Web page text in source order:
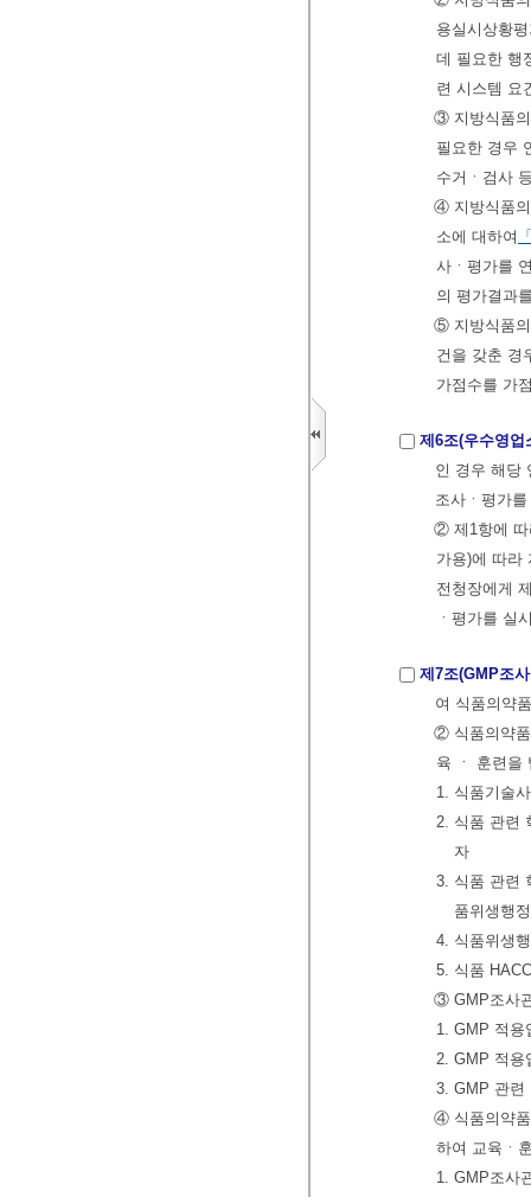
용실시상황
데 필요한 행
련 시스템 요
③ 지방식품
필요한 경우
수거ㆍ검사
④ 지방식품의
소에 대하여
사ㆍ평가를
의 평가결과
⑤ 지방식품
건을 갖춘 경
가점수를 가
제6조(우수영업
인 경우 해당
조사ㆍ평가
② 제1항에 따
가용)에 따라
전청장에게
ㆍ평가를 실
제7조(GMP조
여 식품의약
② 식품의약품
육 ㆍ 훈련을
1. 식품기술
2. 식품 관련
자
3. 식품 관련
품위생행
4. 식품위생
5. 식품
③ GMP조사
1. GMP 적
2. GMP 적용
3. GMP 관
④ 식품의약품
하여 교육ㆍ
1. GMP조사